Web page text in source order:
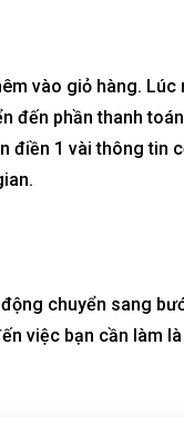
vào giỏ hàng.
đến phần thanh
điền 1 vài thông tin
chuyển sang
việc bạn cần làm